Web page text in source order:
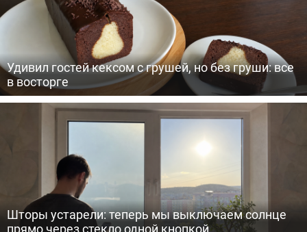
Удивил гостей кексом с грушей, но без груши: все
в восторге
Шторы устарели: теперь мы выключаем солнце
прямо через стекло одной кнопкой